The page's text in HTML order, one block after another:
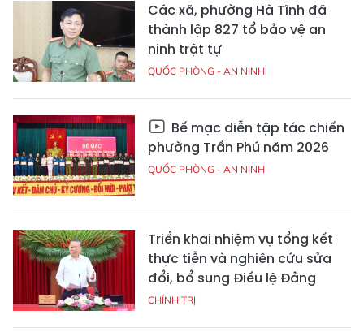
Các xã, phường Hà Tĩnh đã
thành lập 827 tổ bảo vệ an
ninh trật tự
QUỐC PHÒNG - AN NINH
Bế mạc diễn tập tác chiến
phường Trần Phú năm 2026
QUỐC PHÒNG - AN NINH
Triển khai nhiệm vụ tổng kết
thực tiễn và nghiên cứu sửa
đổi, bổ sung Điều lệ Đảng
CHÍNH TRỊ